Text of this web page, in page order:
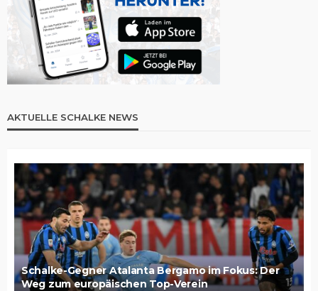
AKTUELLE SCHALKE NEWS
Schalke-Gegner Atalanta Bergamo im Fokus: Der
Weg zum europäischen Top-Verein